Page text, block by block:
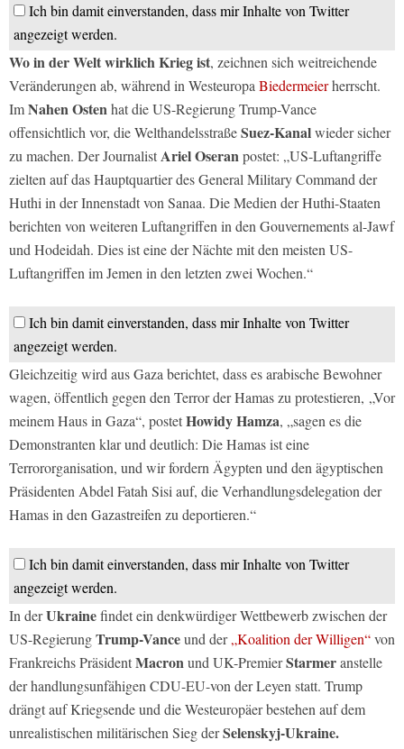
Ich bin damit einverstanden, dass mir Inhalte von Twitter
angezeigt werden.
Wo in der Welt wirklich Krieg ist, zeichnen sich weitreichende
Veränderungen ab, während in WesteuropaBiedermeierherrscht.
ImNahen Ostenhat die US-Regierung Trump-Vance
offensichtlich vor, die WelthandelsstraßeSuez-Kanalwieder sicher
zu machen. Der JournalistAriel Oseranpostet: „US-Luftangriffe
zielten auf das Hauptquartier des General Military Command der
Huthi in der Innenstadt von Sanaa. Die Medien der Huthi-Staaten
berichten von weiteren Luftangriffen in den Gouvernements al-Jawf
und Hodeidah. Dies ist eine der Nächte mit den meisten US-
Luftangriffen im Jemen in den letzten zwei Wochen.“
Ich bin damit einverstanden, dass mir Inhalte von Twitter
angezeigt werden.
Gleichzeitig wird aus Gaza berichtet, dass es arabische Bewohner
wagen, öffentlich gegen den Terror der Hamas zu protestieren, „Vor
meinem Haus in Gaza“, postetHowidy Hamza, „sagen es die
Demonstranten klar und deutlich: Die Hamas ist eine
Terrororganisation, und wir fordern Ägypten und den ägyptischen
Präsidenten Abdel Fatah Sisi auf, die Verhandlungsdelegation der
Hamas in den Gazastreifen zu deportieren.“
Ich bin damit einverstanden, dass mir Inhalte von Twitter
angezeigt werden.
In derUkrainefindet ein denkwürdiger Wettbewerb zwischen der
US-RegierungTrump-Vanceund der„Koalition der Willigen“von
Frankreichs PräsidentMacronund UK-PremierStarmeranstelle
der handlungsunfähigen CDU-EU-von der Leyen statt. Trump
drängt auf Kriegsende und die Westeuropäer bestehen auf dem
unrealistischen militärischen Sieg derSelenskyj-Ukraine.